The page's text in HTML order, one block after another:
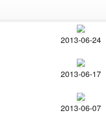
2013-06-24
2013-06-17
2013-06-07